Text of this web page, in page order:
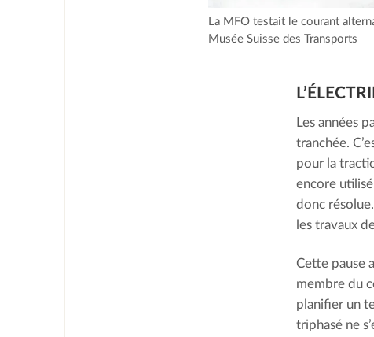
La MFO testait le courant
Musée Suisse des Transports
Les années
tranchée.
pour la
encore
donc
les travaux
Cette pause
membre du
planifier un
triphasé ne